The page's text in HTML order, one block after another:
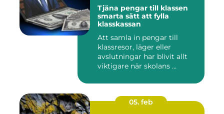
Tjäna pengar till klassen
smarta sätt att fylla
klasskassan
Att samla in pengar till
klassresor, läger eller
avslutningar har blivit allt
viktigare när skolans ...
05. feb